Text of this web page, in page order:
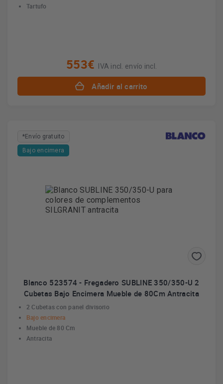
Tartufo
553€ IVA incl. envío incl.
Añadir al carrito
*Envío gratuito
Bajo encimera
Blanco 523574 - Fregadero SUBLINE 350/350-U 2
Cubetas Bajo Encimera Mueble de 80Cm Antracita
2 Cubetas con panel divisorio
Bajo encimera
Mueble de 80 Cm
Antracita